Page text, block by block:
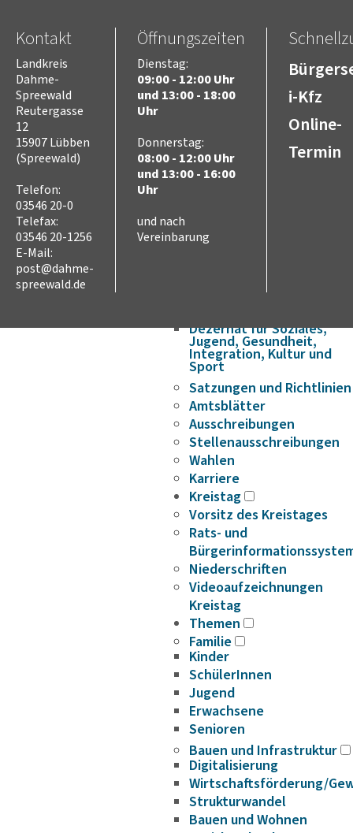
Dahme-Spreewald
Projekte im Bereich
Wirtschaft & Arbeit
Partnerschaften
Internationale
Jugendbegegnungen
Verwaltung
Verwaltungsstruktur
Landrat
Dezernat für Ordnung,
Recht, Verbraucherschutz
Bauen, Umwelt und Wirt­
Dezernat für Soziales,
Jugend, Gesundheit,
Integration, Kultur und
Sport
Satzungen und Richtlinien
Amtsblätter
Ausschreibungen
Stellenausschreibungen
Wahlen
Karriere
Kreistag
Vorsitz des Kreistages
Rats- und
Niederschriften
Videoaufzeichnungen
Kreistag
Themen
Familie
Kinder
SchülerInnen
Jugend
Erwachsene
Senioren
Bauen und Infrastruktur
Digitalisierung
Wirtschaftsförderung/
Strukturwandel
Bauen und Wohnen
Kontakt
Landkreis
Dahme-
Spreewald
Reutergasse
12
15907 Lübben
(Spreewald)
Telefon:
03546 20-0
Telefax:
03546 20-1256
E-Mail:
post@dahme-
spreewald.de
Öffnungszeiten
Dienstag:
09:00 - 12:00 Uhr
und 13:00 - 18:00
Uhr
Donnerstag:
08:00 - 12:00 Uhr
und 13:00 - 16:00
Uhr
und nach
Vereinbarung
i-Kfz
Online-
Termin